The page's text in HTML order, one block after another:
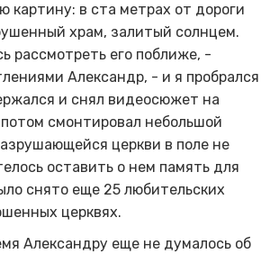
картину: в ста метрах от дороги
храм, залитый солнцем.
рассмотреть его поближе, -
Александр, - и я пробрался
и снял видеосюжет на
смонтировал небольшой
церкви в поле не
оставить о нем память для
снято еще 25 любительских
церквях.
Александру еще не думалось об